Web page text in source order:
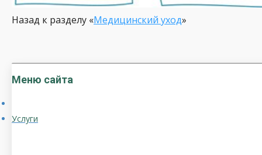
Назад к разделу «Медицинский уход»
Меню сайта
Услуги